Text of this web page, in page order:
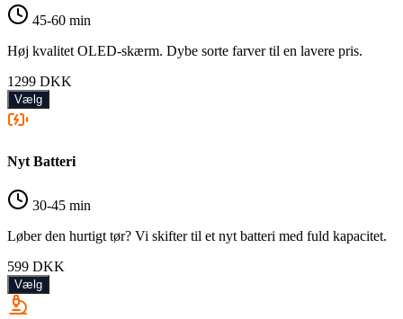
45-60 min
Høj kvalitet OLED-skærm. Dybe sorte farver til en lavere pris.
1299 DKK
Vælg
Nyt Batteri
30-45 min
Løber den hurtigt tør? Vi skifter til et nyt batteri med fuld kapacitet.
599 DKK
Vælg